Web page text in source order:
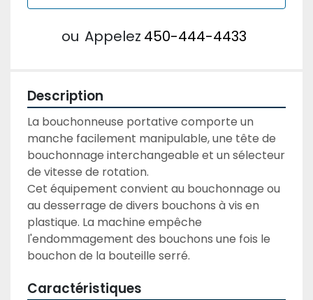
ou Appelez 450-444-4433
Description
La bouchonneuse portative comporte un
manche facilement manipulable, une tête de
bouchonnage interchangeable et un sélecteur
de vitesse de rotation.
Cet équipement convient au bouchonnage ou
au desserrage de divers bouchons à vis en
plastique. La machine empêche
l'endommagement des bouchons une fois le
bouchon de la bouteille serré.
Caractéristiques